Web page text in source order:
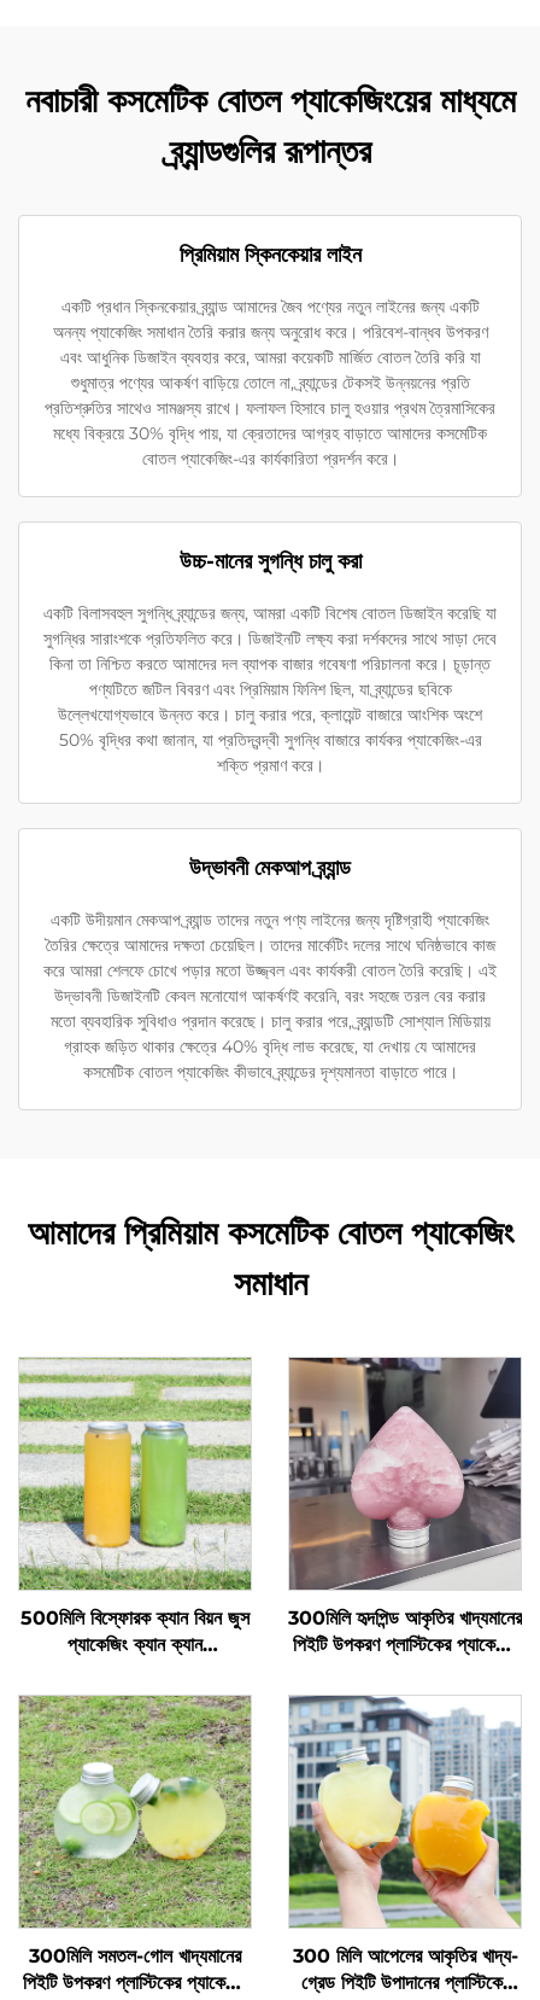
নবাচারী কসমেটিক বোতল প্যাকেজিংয়ের মাধ্যমে
ব্র্যান্ডগুলির রূপান্তর
প্রিমিয়াম স্কিনকেয়ার লাইন
একটি প্রধান স্কিনকেয়ার ব্র্যান্ড আমাদের জৈব পণ্যের নতুন লাইনের জন্য একটি
অনন্য প্যাকেজিং সমাধান তৈরি করার জন্য অনুরোধ করে। পরিবেশ-বান্ধব উপকরণ
এবং আধুনিক ডিজাইন ব্যবহার করে, আমরা কয়েকটি মার্জিত বোতল তৈরি করি যা
শুধুমাত্র পণ্যের আকর্ষণ বাড়িয়ে তোলে না, ব্র্যান্ডের টেকসই উন্নয়নের প্রতি
প্রতিশ্রুতির সাথেও সামঞ্জস্য রাখে। ফলাফল হিসাবে চালু হওয়ার প্রথম ত্রৈমাসিকের
মধ্যে বিক্রয়ে 30% বৃদ্ধি পায়, যা ক্রেতাদের আগ্রহ বাড়াতে আমাদের কসমেটিক
বোতল প্যাকেজিং-এর কার্যকারিতা প্রদর্শন করে।
উচ্চ-মানের সুগন্ধি চালু করা
একটি বিলাসবহুল সুগন্ধি ব্র্যান্ডের জন্য, আমরা একটি বিশেষ বোতল ডিজাইন করেছি যা
সুগন্ধির সারাংশকে প্রতিফলিত করে। ডিজাইনটি লক্ষ্য করা দর্শকদের সাথে সাড়া দেবে
কিনা তা নিশ্চিত করতে আমাদের দল ব্যাপক বাজার গবেষণা পরিচালনা করে। চূড়ান্ত
পণ্যটিতে জটিল বিবরণ এবং প্রিমিয়াম ফিনিশ ছিল, যা ব্র্যান্ডের ছবিকে
উল্লেখযোগ্যভাবে উন্নত করে। চালু করার পরে, ক্লায়েন্ট বাজারে আংশিক অংশে
50% বৃদ্ধির কথা জানান, যা প্রতিদ্বন্দ্বী সুগন্ধি বাজারে কার্যকর প্যাকেজিং-এর
শক্তি প্রমাণ করে।
উদ্ভাবনী মেকআপ ব্র্যান্ড
একটি উদীয়মান মেকআপ ব্র্যান্ড তাদের নতুন পণ্য লাইনের জন্য দৃষ্টিগ্রাহী প্যাকেজিং
তৈরির ক্ষেত্রে আমাদের দক্ষতা চেয়েছিল। তাদের মার্কেটিং দলের সাথে ঘনিষ্ঠভাবে কাজ
করে আমরা শেলফে চোখে পড়ার মতো উজ্জ্বল এবং কার্যকরী বোতল তৈরি করেছি। এই
উদ্ভাবনী ডিজাইনটি কেবল মনোযোগ আকর্ষণই করেনি, বরং সহজে তরল বের করার
মতো ব্যবহারিক সুবিধাও প্রদান করেছে। চালু করার পরে, ব্র্যান্ডটি সোশ্যাল মিডিয়ায়
গ্রাহক জড়িত থাকার ক্ষেত্রে 40% বৃদ্ধি লাভ করেছে, যা দেখায় যে আমাদের
কসমেটিক বোতল প্যাকেজিং কীভাবে ব্র্যান্ডের দৃশ্যমানতা বাড়াতে পারে।
আমাদের প্রিমিয়াম কসমেটিক বোতল প্যাকেজিং
সমাধান
500মিলি বিস্ফোরক ক্যান বিয়ন জুস
প্যাকেজিং ক্যান ক্যান
300মিলি হৃদপিন্ড আকৃতির খাদ্যমানের
পিইটি উপকরণ প্লাস্টিকের প্যাকেজিং
পারে গরম বিক্রয়
300মিলি সমতল-গোল খাদ্যমানের
পিইটি উপকরণ প্লাস্টিকের প্যাকেজিং
300 মিলি আপেলের আকৃতির খাদ্য-
গ্রেড পিইটি উপাদানের প্লাস্টিকের